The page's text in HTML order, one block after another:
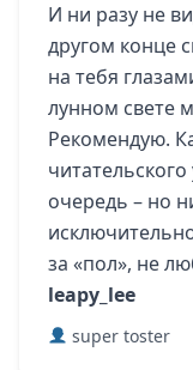
И ни разу не
другом конце
на тебя
лунном свете
Рекомендую.
очередь – но
за «пол», не
leapy_lee
super toster